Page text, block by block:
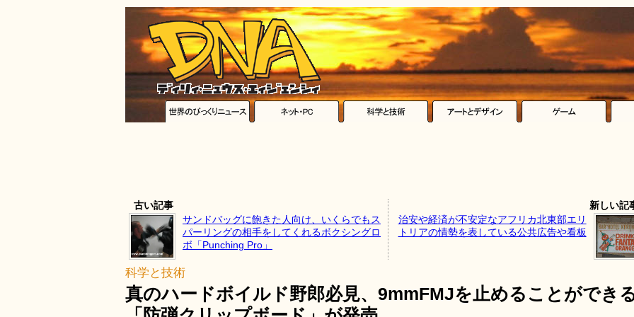
古い記事
サンドバッグに飽きた人向け、いくらでもス
パーリングの相手をしてくれるボクシングロ
ボ「Punching Pro」
新しい記
治安や経済が不安定なアフリカ北東部エリ
トリアの情勢を表している公共広告や看板
科学と技術
真のハードボイルド野郎必見、9mmFMJを止めることができ